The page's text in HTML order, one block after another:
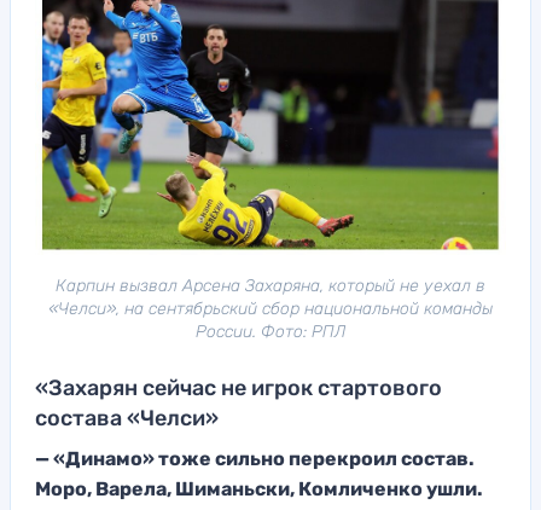
Карпин вызвал Арсена Захаряна, который не уехал в
«Челси», на сентябрьский сбор национальной команды
России. Фото: РПЛ
«Захарян сейчас не игрок стартового
состава «Челси»
— «Динамо» тоже сильно перекроил состав.
Моро, Варела, Шиманьски, Комличенко ушли.